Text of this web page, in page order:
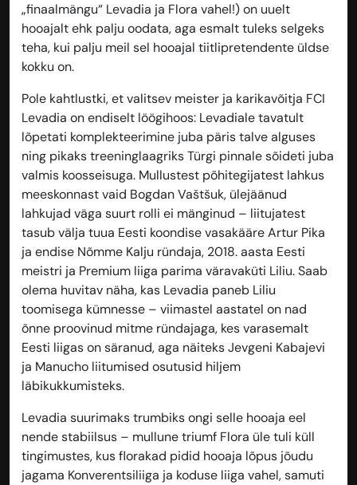
„finaalmängu“ Levadia ja Flora vahel!) on uuelt
hooajalt ehk palju oodata, aga esmalt tuleks selgeks
teha, kui palju meil sel hooajal tiitlipretendente üldse
kokku on.
Pole kahtlustki, et valitsev meister ja karikavõitja FCI
Levadia on endiselt löögihoos: Levadiale tavatult
lõpetati komplekteerimine juba päris talve alguses
ning pikaks treeninglaagriks Türgi pinnale sõideti juba
valmis koosseisuga. Mullustest põhitegijatest lahkus
meeskonnast vaid Bogdan Vaštšuk, ülejäänud
lahkujad väga suurt rolli ei mänginud – liitujatest
tasub välja tuua Eesti koondise vasakääre Artur Pika
ja endise Nõmme Kalju ründaja, 2018. aasta Eesti
meistri ja Premium liiga parima väravaküti Liliu. Saab
olema huvitav näha, kas Levadia paneb Liliu
toomisega kümnesse – viimastel aastatel on nad
õnne proovinud mitme ründajaga, kes varasemalt
Eesti liigas on säranud, aga näiteks Jevgeni Kabajevi
ja Manucho liitumised osutusid hiljem
läbikukkumisteks.
Levadia suurimaks trumbiks ongi selle hooaja eel
nende stabiilsus – mullune triumf Flora üle tuli küll
tingimustes, kus florakad pidid hooaja lõpus jõudu
jagama Konverentsiliiga ja koduse liiga vahel, samuti